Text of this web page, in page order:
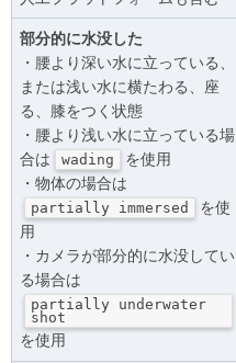
部分的に水没した
・腰より深い水に立っている、
または浅い水に横たわる、座
る、膝をつく状態
・腰より浅い水に立っている場
合は
wading
を使用
・物体の場合は
partially immersed
を使
用
・カメラが部分的に水没してい
る場合は
partially underwater
shot
を使用